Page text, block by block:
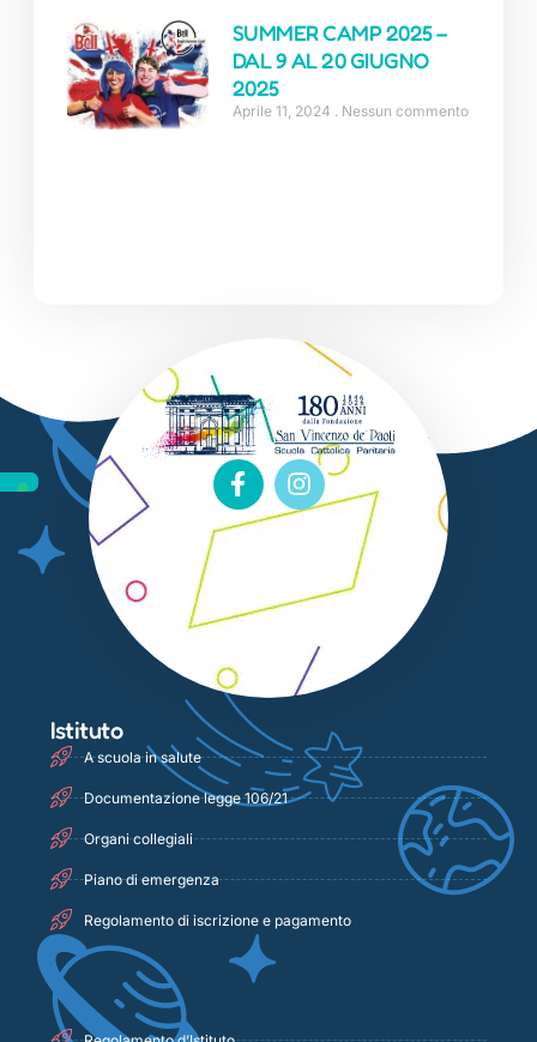
SUMMER CAMP 2025 –
DAL 9 AL 20 GIUGNO
2025
Aprile 11, 2024 Nessun commento
Istituto
A scuola in salute
Documentazione legge 106/21
Organi collegiali
Piano di emergenza
Regolamento di iscrizione e pagamento